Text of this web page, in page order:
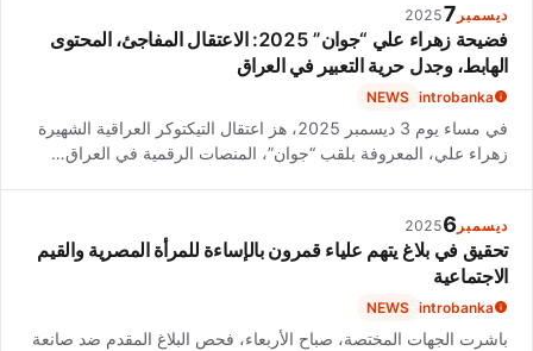
ديسمبر 7
2025
فضيحة زهراء علي “جوان” 2025: الاعتقال المفاجئ، المحتوى
الهابط، وجدل حرية التعبير في العراق
introbanka
NEWS
في مساء يوم 3 ديسمبر 2025، هز اعتقال التيكتوكر العراقية الشهيرة
زهراء علي، المعروفة بلقب “جوان”، المنصات الرقمية في العراق…
ديسمبر 6
2025
تحقيق في بلاغ يتهم علياء قمرون بالإساءة للمرأة المصرية والقيم
الاجتماعية
introbanka
NEWS
باشرت الجهات المختصة، صباح الأربعاء، فحص البلاغ المقدم ضد صانعة